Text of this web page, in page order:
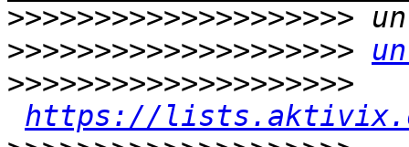
>>>>>>>>>>>>>>>>>>>>
>>>>>>>>>>>>>>>>>>>>
>>>>>>>>>>>>>>>>>>>>
https://